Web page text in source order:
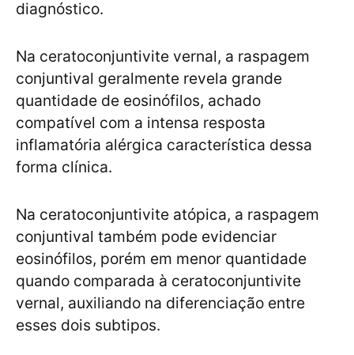
diagnóstico.
Na ceratoconjuntivite vernal, a raspagem
conjuntival geralmente revela grande
quantidade de eosinófilos, achado
compatível com a intensa resposta
inflamatória alérgica característica dessa
forma clínica.
Na ceratoconjuntivite atópica, a raspagem
conjuntival também pode evidenciar
eosinófilos, porém em menor quantidade
quando comparada à ceratoconjuntivite
vernal, auxiliando na diferenciação entre
esses dois subtipos.